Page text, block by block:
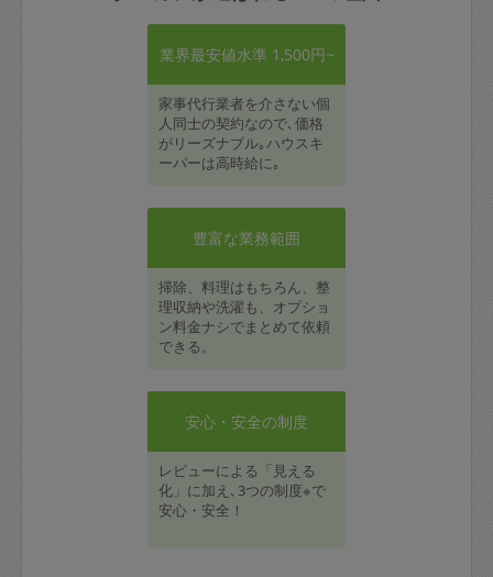
業界最安値水準 1,500円~
家事代行業者を介さない個
人同士の契約なので､価格
がリーズナブル｡ハウスキ
ーパーは高時給に｡
豊富な業務範囲
掃除、料理はもちろん、整
理収納や洗濯も、オプショ
ン料金ナシでまとめて依頼
できる。
安心・安全の制度
レビューによる「見える
化」に加え､3つの制度※で
安心・安全！